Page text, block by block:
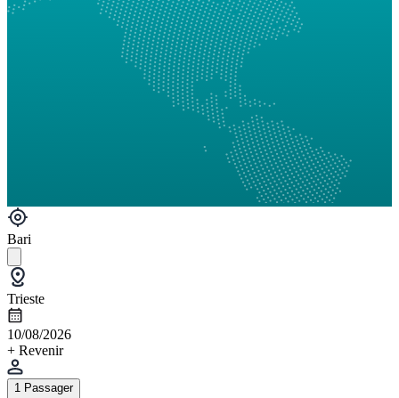
Bari
Trieste
10/08/2026
+ Revenir
1 Passager